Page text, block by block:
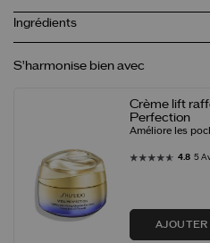
Ingrédients
S'harmonise bien avec
Crème lift
Perfection
Améliore les
4.8 5
AJOUTER